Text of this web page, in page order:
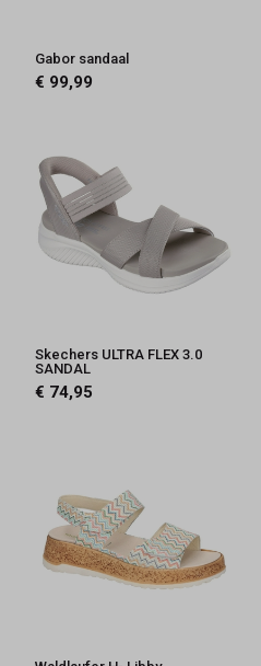
Gabor sandaal
€ 99,99
Skechers ULTRA FLEX 3.0
SANDAL
€ 74,95